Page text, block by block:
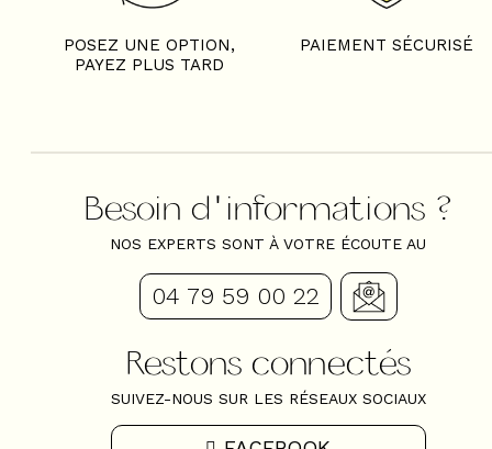
POSEZ UNE OPTION,
PAYEZ PLUS TARD
PAIEMENT SÉCURISÉ
Besoin d'informations ?
NOS EXPERTS SONT À VOTRE ÉCOUTE AU
04 79 59 00 22
Restons connectés
SUIVEZ-NOUS SUR LES RÉSEAUX SOCIAUX